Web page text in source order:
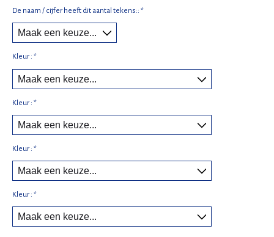
De naam / cijfer heeft dit aantal tekens:: *
Kleur : *
Kleur : *
Kleur : *
Kleur : *